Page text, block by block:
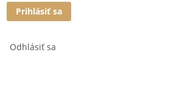
Prihlásiť sa
Odhlásiť sa